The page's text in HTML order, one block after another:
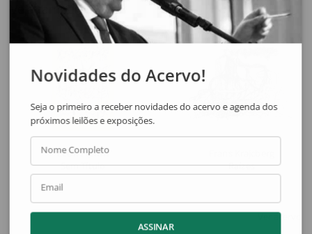
Veja também
León Ferrari
Sem Título
Raízes
Ver acervo
Novidades do Acervo!
Seja o primeiro a receber novidades do acervo e agenda dos
próximos leilões e exposições.
Nome Completo
Email
ASSINAR